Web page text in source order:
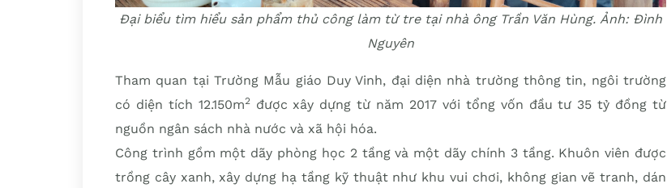
Đại biểu tìm hiểu sản phẩm thủ công làm từ tre tại nhà ông Trần Văn Hùng. Ảnh: Đình
Nguyên
Tham quan tại Trường Mẫu giáo Duy Vinh, đại diện nhà trường thông tin, ngôi trường
có diện tích 12.150m2được xây dựng từ năm 2017 với tổng vốn đầu tư 35 tỷ đồng từ
nguồn ngân sách nhà nước và xã hội hóa.
Công trình gồm một dãy phòng học 2 tầng và một dãy chính 3 tầng. Khuôn viên được
trồng cây xanh, xây dựng hạ tầng kỹ thuật như khu vui chơi, không gian vẽ tranh, dán